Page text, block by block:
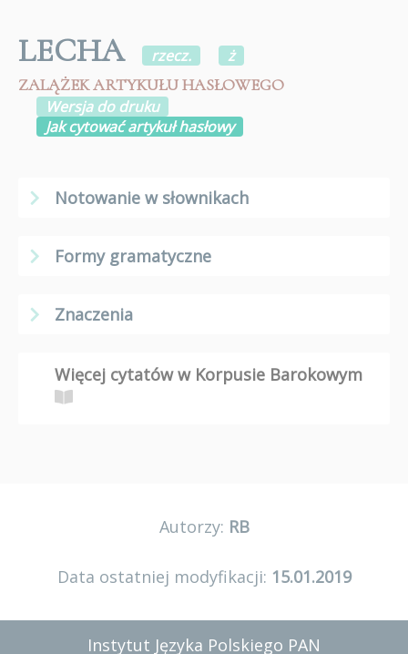
LECHA rzecz.
ż
ZALĄŻEK ARTYKUŁU HASŁOWEGO
Wersja do druku
Jak cytować artykuł hasłowy
Notowanie w słownikach
Formy gramatyczne
Znaczenia
Więcej cytatów w Korpusie Barokowym
Autorzy: RB
Data ostatniej modyfikacji: 15.01.2019
Instytut Języka Polskiego PAN